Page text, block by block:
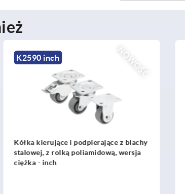
NOWOŚĆ
K2588 inch
Kółka kierujące i podpierające z blachy
stalowej z poliuretanowo-
elastomerową okładziną bieżną, wersja